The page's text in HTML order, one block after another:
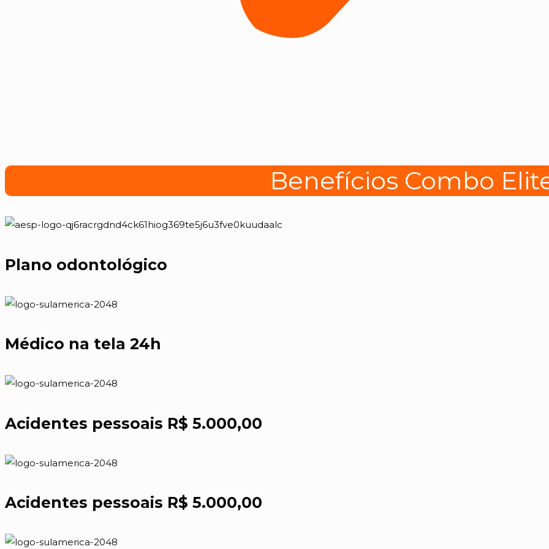
Benefícios Combo
Plano odontológico
Médico na tela 24h
Acidentes pessoais R$ 5.000,00
Acidentes pessoais R$ 5.000,00